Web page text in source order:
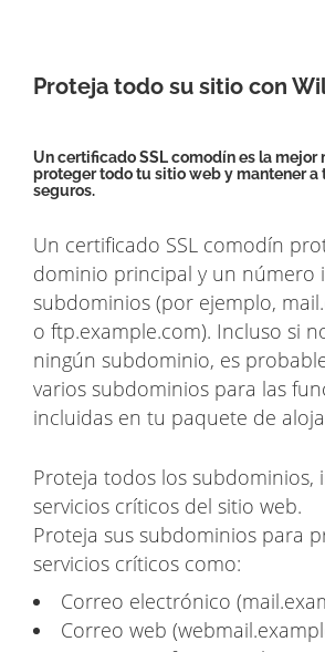
Proteja todo su sitio con
Un certificado SSL comodín es la mejor
proteger todo tu sitio web y mantener a
seguros.
Un certificado SSL comodín
dominio principal y un número
subdominios (por ejemplo,
o ftp.example.com). Incluso si
ningún subdominio, es
varios subdominios para las
incluidas en tu paquete de
Proteja todos los subdominios,
servicios críticos del sitio web.
Proteja sus subdominios para
servicios críticos como:
Correo electrónico
Correo web